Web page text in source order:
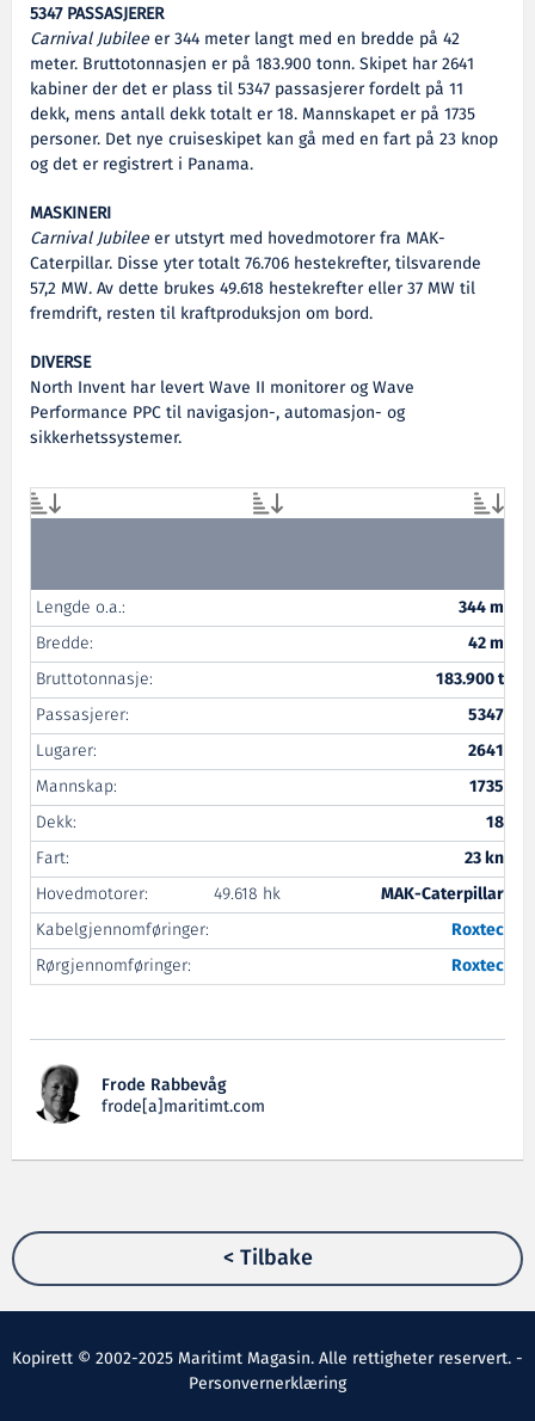
5347 PASSASJERER
Carnival Jubileeer 344 meter langt med en bredde på 42
meter. Bruttotonnasjen er på 183.900 tonn. Skipet har 2641
kabiner der det er plass til 5347 passasjerer fordelt på 11
dekk, mens antall dekk totalt er 18. Mannskapet er på 1735
personer. Det nye cruiseskipet kan gå med en fart på 23 knop
og det er registrert i Panama.
MASKINERI
Carnival Jubileeer utstyrt med hovedmotorer fra MAK-
Caterpillar. Disse yter totalt 76.706 hestekrefter, tilsvarende
57,2 MW. Av dette brukes 49.618 hestekrefter eller 37 MW til
fremdrift, resten til kraftproduksjon om bord.
DIVERSE
North Invent har levert Wave II monitorer og Wave
Performance PPC til navigasjon-, automasjon- og
sikkerhetssystemer.
Lengde o.a.:
344 m
Bredde:
42 m
Bruttotonnasje:
183.900 t
Passasjerer:
5347
Lugarer:
2641
Mannskap:
1735
Dekk:
18
Fart:
23 kn
Hovedmotorer:
49.618 hk
MAK-Caterpillar
Kabelgjennomføringer:
Roxtec
Rørgjennomføringer:
Roxtec
Frode Rabbevåg
frode[a]maritimt.com
< Tilbake
Kopirett © 2002-2025 Maritimt Magasin. Alle rettigheter reservert. -
Personvernerklæring